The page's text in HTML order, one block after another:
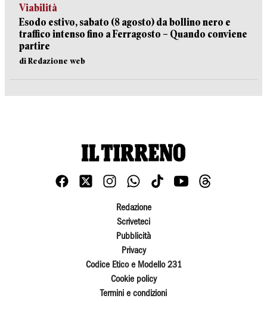
Viabilità
Esodo estivo, sabato (8 agosto) da bollino nero e
traffico intenso fino a Ferragosto – Quando conviene
partire
di Redazione web
Redazione
Scriveteci
Pubblicità
Privacy
Codice Etico e Modello 231
Cookie policy
Termini e condizioni